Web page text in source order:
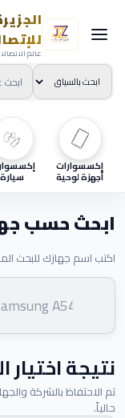
عالم
إكسسوارات
أجهزة لوحية سيارة
ابحث حسب
اكتب اسم جهازك للبحث
نتيجة اختيار
تم الاحتفاظ بالشركة
حالياً.